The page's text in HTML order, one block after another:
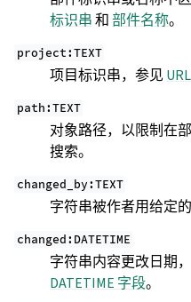
标识串和部件名称。
project:TEXT
项目标识串，参见
path:TEXT
对象路径，以限制在
搜索。
changed_by:TEXT
字符串被作者用给定
changed:DATETIME
字符串内容更改日期
DATETIME 字段。